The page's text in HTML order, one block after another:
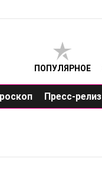
ПОПУЛЯРНОЕ
Пресс-релиз